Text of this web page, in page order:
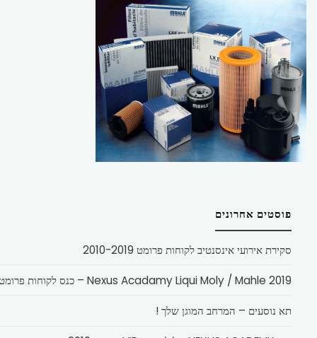
פוסטים אחרונים
סקירת אירועי אינסנטיב לקוחות פרומט 2010-2019
Nexus Acadamy Liqui Moly / Mahle 2019 – כנס לקוחות פרומט
תא נוסעים – המרחב המוגן שלך !